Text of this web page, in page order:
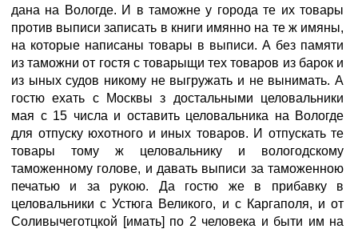
дана на Вологде. И в таможне у города те их товары
против выписи записать в книги имянно на те ж имяны,
на которые написаны товары в выписи. А без памяти
из таможни от гостя с товарыщи тех товаров из барок и
из ыных судов никому не выгружать и не вынимать. А
гостю ехать с Москвы з достальными целовальники
мая с 15 числа и оставить целовальника на Вологде
для отпуску юхотного и иных товаров. И отпускать те
товары тому ж целовальнику и вологодскому
таможенному голове, и давать выписи за таможенною
печатью и за рукою. Да гостю же в прибавку в
целовальники с Устюга Великого, и с Каргаполя, и от
Соливычеготцкой [имать] по 2 человека и быти им на